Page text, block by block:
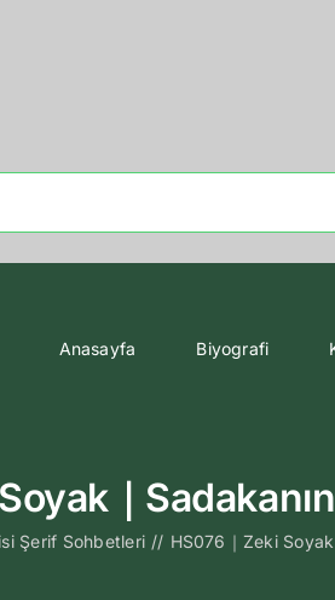
Anasayfa Biyografi
｜
Şerif Sohbetleri // HS076｜Zeki